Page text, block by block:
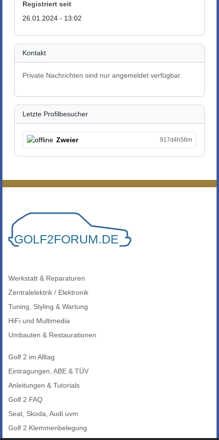
Registriert seit
26.01.2024 - 13:02
Kontakt
Private Nachrichten sind nur angemeldet verfügbar.
Letzte Profilbesucher
Zweier 917d4h56m
Werkstatt & Reparaturen
Zentralelektrik / Elektronik
Tuning, Styling & Wartung
HiFi und Multimedia
Umbauten & Restaurationen
Golf 2 im Alltag
Eintragungen, ABE & TÜV
Anleitungen & Tutorials
Golf 2 FAQ
Seat, Skoda, Audi uvm
Golf 2 Klemmenbelegung